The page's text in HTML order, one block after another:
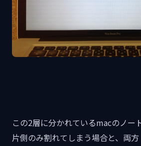
この2層に分かれているmacのノー
片側のみ割れてしまう場合と、両